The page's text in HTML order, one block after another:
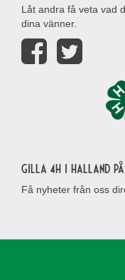
Låt andra få veta vad
dina vänner.
Gilla 4H i Halland
Få nyheter från oss